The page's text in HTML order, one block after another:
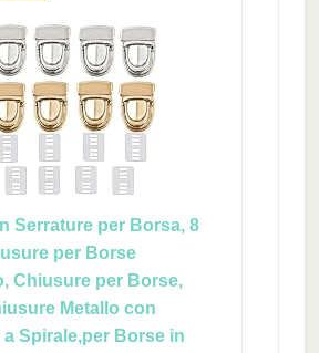
Serrature per Borsa, 8
per Borse
Chiusure per Borse,
Metallo con
Spirale,per Borse in